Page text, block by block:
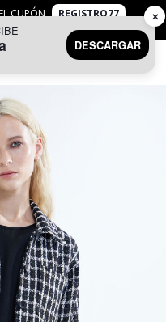
CUPÓN
REGISTRO77
DESCARGAR
✕